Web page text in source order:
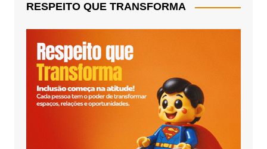
RESPEITO QUE TRANSFORMA